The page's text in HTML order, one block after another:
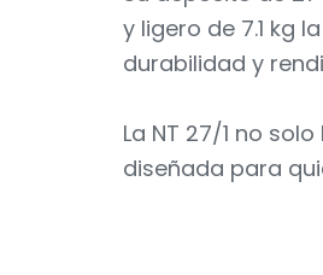
y ligero de 7.1 kg
durabilidad y
La NT 27/1 no
diseñada para